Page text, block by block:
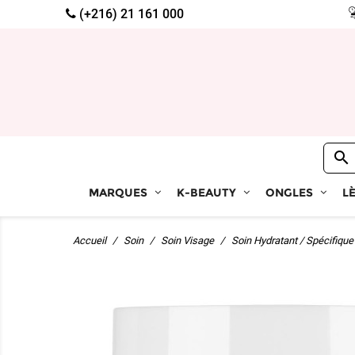
(+216) 21 161 000
MARQUES K-BEAUTY ONGLES

Accueil Soin Soin Visage Soin Hydratant / Spécifique